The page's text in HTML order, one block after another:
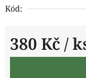
Kód:
380 Kč /
Měrná cena: